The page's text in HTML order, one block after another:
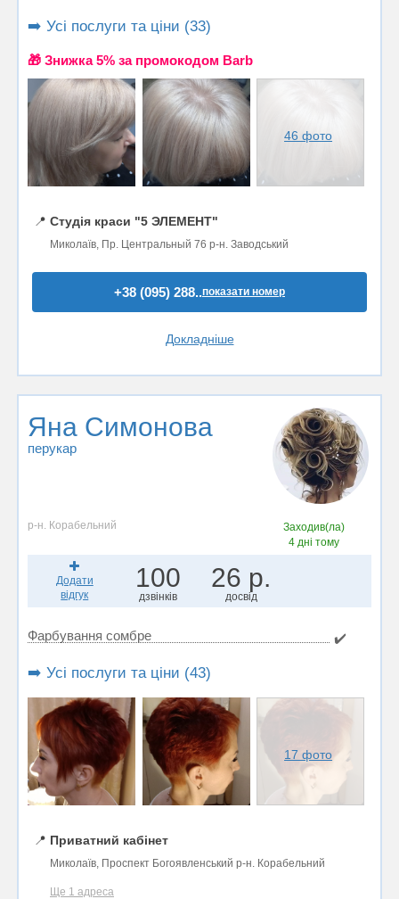
➡️ Усі послуги та ціни (33)
🎁 Знижка 5% за промокодом Barb
46 фото
📍 Студія краси "5 ЭЛЕМЕНТ"
Миколаїв, Пр. Центральный 76 р-н. Заводський
+38 (095) 288..показати номер
Докладніше
Яна Симонова
перукар
р-н. Корабельний
Заходив(ла)
4 дні тому
Додати
відгук
100
дзвінків
26 р.
досвід
Фарбування сомбре ✔️
➡️ Усі послуги та ціни (43)
17 фото
📍 Приватний кабінет
Миколаїв, Проспект Богоявленський р-н. Корабельний
Ще 1 адреса